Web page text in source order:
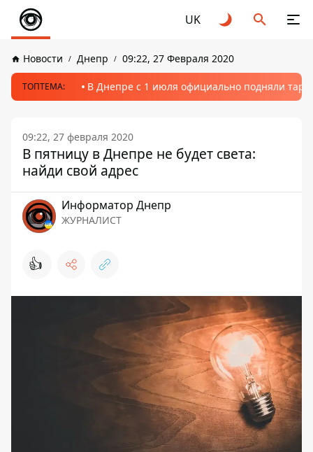
UK
Новости Днепр 09:22, 27 Февраля 2020
ТОПТЕМА: В Днепре с 1 июля официально подняли
09:22, 27 февраля 2020
В пятницу в Днепре не будет света:
найди свой адрес
Информатор Днепр
ЖУРНАЛИСТ
👍